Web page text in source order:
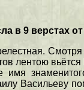
в 9 верстах
лентою
имя
Васильеву